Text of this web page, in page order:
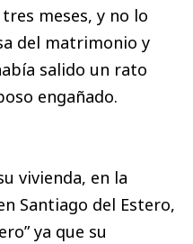
meses, y no lo
del matrimonio y
salido un rato
engañado.
vivienda, en la
Santiago del Estero,
ya que su